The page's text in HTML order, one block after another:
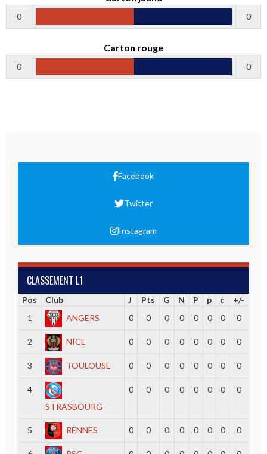
0 0
Carton rouge
0 0
Facebook
Twitter
Instagram
CLASSEMENT L1
Pos Club J Pts G N P p c
+/-
1
ANGERS 0 0 0 0 0 0 0 0
2 NICE 0 0 0 0 0 0 0 0
3 TOULOUSE 0 0 0 0 0 0 0 0
4
STRASBOURG
0 0 0 0 0 0 0 0
5 RENNES 0 0 0 0 0 0 0 0